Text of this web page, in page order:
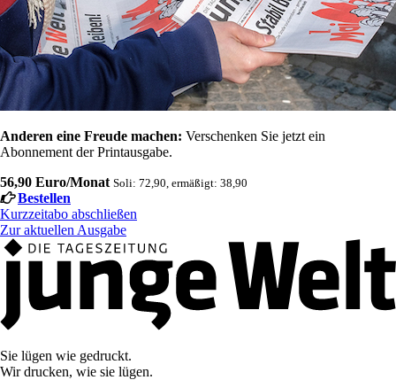
Anderen eine Freude machen: Verschenken Sie jetzt ein
Abonnement der Printausgabe.
56,90 Euro/Monat Soli: 72,90, ermäßigt: 38,90
Bestellen
Kurzzeitabo abschließen
Zur aktuellen Ausgabe
Sie lügen wie gedruckt.
Wir drucken, wie sie lügen.